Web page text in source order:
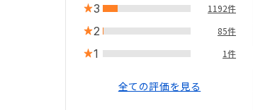
3 1192件
2 85件
1 1件
全ての評価を見る